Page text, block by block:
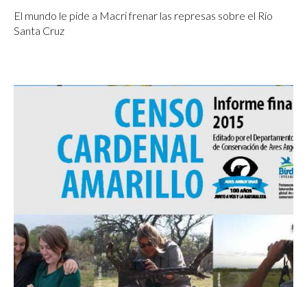
El mundo le pide a Macri frenar las represas sobre el Río
Santa Cruz